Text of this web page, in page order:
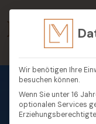
Wir benötigen Ihre
besuchen können.
Wenn Sie unter 16
optionalen Services